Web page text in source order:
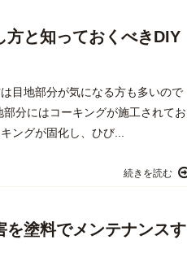
方と知っておくべきDIY
目地部分が気になる方も多いので
分にはコーキングが施工されてお
ングが固化し、ひび...
続きを読む
を塗料でメンテナンスす